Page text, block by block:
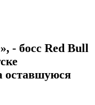
- босс Red Bull
оставшуюся